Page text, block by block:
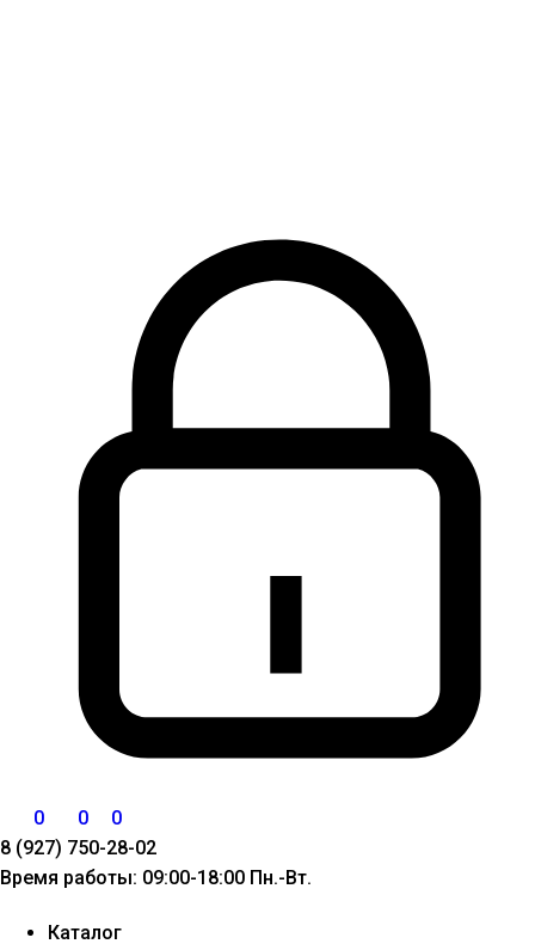
0 0
0
8 (927) 750-28-02
Время работы: 09:00-18:00 Пн.-Вт.
Каталог